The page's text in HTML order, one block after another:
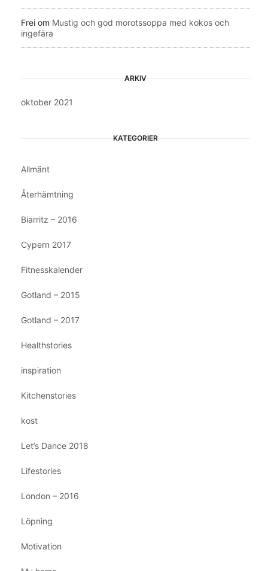
Frei om Mustig och god morotssoppa med kokos och
ingefära
ARKIV
oktober 2021
KATEGORIER
Allmänt
Återhämtning
Biarritz – 2016
Cypern 2017
Fitnesskalender
Gotland – 2015
Gotland – 2017
Healthstories
inspiration
Kitchenstories
kost
Let’s Dance 2018
Lifestories
London – 2016
Löpning
Motivation